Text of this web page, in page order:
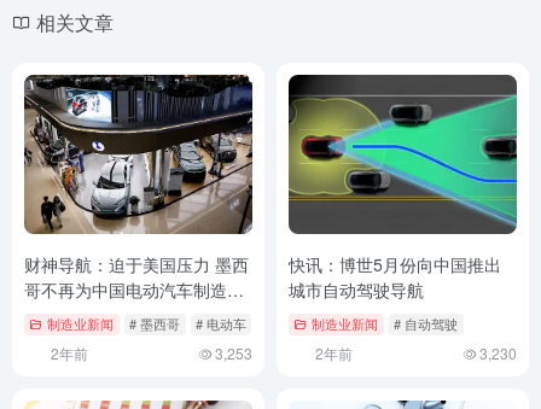
相关文章
财神导航：迫于美国压力 墨西
哥不再为中国电动汽车制造商
减税制造业新闻 # 墨西哥 # 电动车 # 美国
2年前 3,253
快讯：博世5月份向中国推出
城市自动驾驶导航
制造业新闻 # 自动驾驶
2年前 3,230